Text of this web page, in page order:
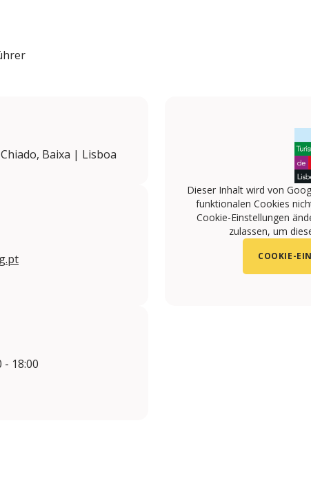
Baixa | Lisboa
Dieser Inhalt wird von
funktionalen Cookies
Cookie-Einstellungen
zulassen, um
COOKIE-
- 18:00